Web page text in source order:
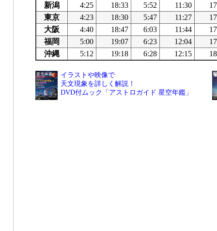
新潟
4:25 18:33 5:52 11:30
東京
4:23 18:30 5:47 11:27
大阪
4:40 18:47 6:03 11:44
福岡
5:00 19:07 6:23 12:04
沖縄
5:12 19:18 6:28 12:15
イラストや映像で
天文現象を詳しく解説！
DVD付ムック「アストロガイド 星空年鑑」